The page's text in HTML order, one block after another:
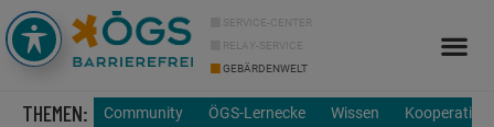
SERVICE-CENTER
RELAY-SERVICE
GEBÄRDENWELT
THEMEN: Community ÖGS-Lernecke Wissen